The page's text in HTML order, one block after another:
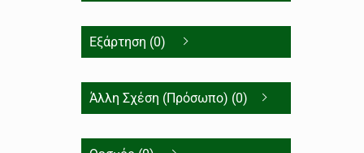
Εξάρτηση (0)
Άλλη Σχέση (Πρόσωπο) (0)